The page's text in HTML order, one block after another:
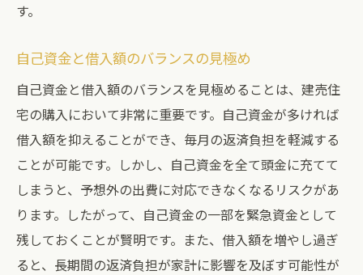
住宅ローンに関する最新情報とアップデー
ト
愛知県名古屋市南区で得する建売購入のヒント
物件選びで知っておきたい地域情報
購入前の下見で注目すべきポイント
物件価格交渉のタイミングと方法
引渡し前に確認すべきチェックリスト
契約後のアフターサポートの重要性
す。
自己資金と借入額のバランスの見極め
自己資金と借入額のバランスを見極めることは、建売住
宅の購入において非常に重要です。自己資金が多ければ
借入額を抑えることができ、毎月の返済負担を軽減する
ことが可能です。しかし、自己資金を全て頭金に充てて
しまうと、予想外の出費に対応できなくなるリスクがあ
ります。したがって、自己資金の一部を緊急資金として
残しておくことが賢明です。また、借入額を増やし過ぎ
ると、長期間の返済負担が家計に影響を及ぼす可能性が